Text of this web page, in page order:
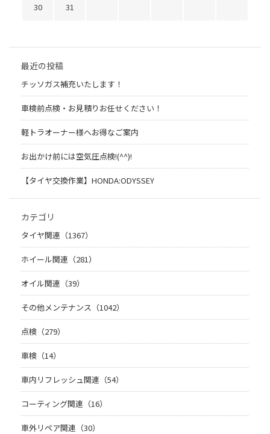
30
31
最近の投稿
チッソガス補充いたします！
車検前点検・お見積りお任せください！
軽トラオーナー様へお得なご案内
お出かけ前には空気圧点検!(^^)!
【タイヤ交換作業】HONDA:ODYSSEY
カテゴリ
タイヤ関連（1367）
ホイール関連（281）
オイル関連（39）
その他メンテナンス（1042）
点検（279）
車検（14）
車内リフレッシュ関連（54）
コーティング関連（16）
車外リペア関連（30）